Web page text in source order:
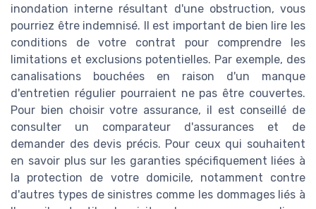
inondation interne résultant d'une obstruction, vous
pourriez être indemnisé. Il est important de bien lire les
conditions de votre contrat pour comprendre les
limitations et exclusions potentielles. Par exemple, des
canalisations bouchées en raison d'un manque
d'entretien régulier pourraient ne pas être couvertes.
Pour bien choisir votre assurance, il est conseillé de
consulter un comparateur d'assurances et de
demander des devis précis. Pour ceux qui souhaitent
en savoir plus sur les garanties spécifiquement liées à
la protection de votre domicile, notamment contre
d'autres types de sinistres comme les dommages liés à